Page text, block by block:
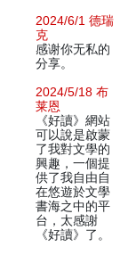
2024/6/1 德瑞
克
感谢你无私的
分享。
2024/5/18 布
莱恩
《好讀》網站
可以說是啟蒙
了我對文學的
興趣，一個提
供了我自由自
在悠遊於文學
書海之中的平
台，太感謝
《好讀》了。